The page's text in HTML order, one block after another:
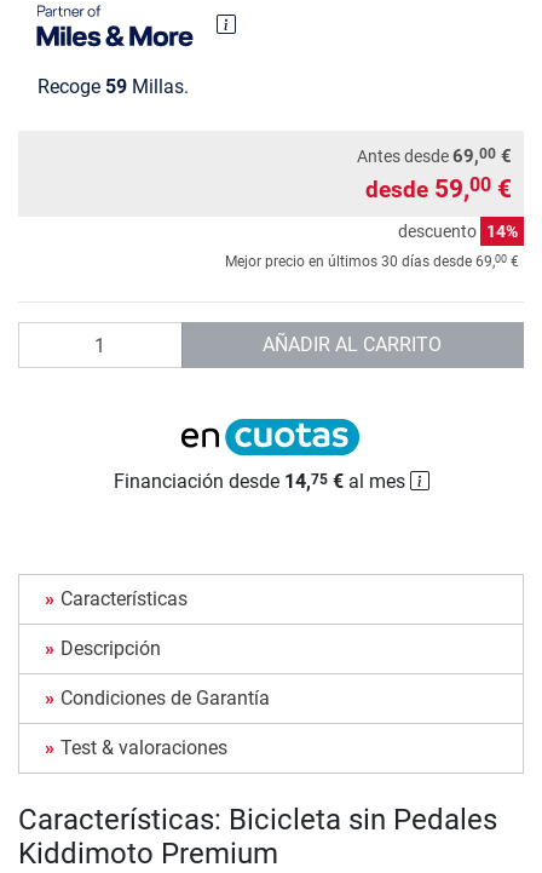
Recoge 59 Millas.
Antes desde69,00 €
desde 59,00 €
descuento 14%
Mejor precio en últimos 30 días desde 69,00 €
AÑADIR AL CARRITO
Financiación desde 14,75€al mes
Características
Descripción
Condiciones de Garantía
Test & valoraciones
Características: Bicicleta sin Pedales
Kiddimoto Premium